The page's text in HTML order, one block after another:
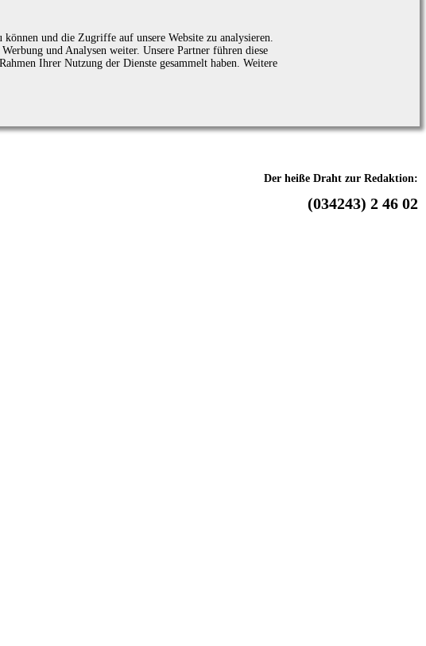
und die Zugriffe auf unsere Website zu analysieren.
und Analysen weiter. Unsere Partner führen diese
Ihrer Nutzung der Dienste gesammelt haben. Weitere
Der heiße Draht zur Redaktion:
(034243) 2 46 02